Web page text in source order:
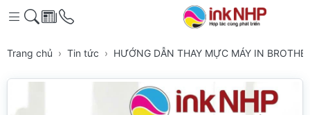
Trang chủ Tin tức HƯỚNG DẪN THAY MỰC MÁY IN